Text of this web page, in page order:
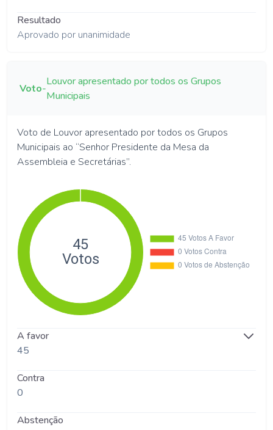
Resultado
Aprovado por unanimidade
Voto-
Louvor apresentado por todos os Grupos
Municipais
Voto de Louvor apresentado por todos os Grupos
Municipais ao “Senhor Presidente da Mesa da
Assembleia e Secretárias”.
A favor
45
Contra
0
Abstenção